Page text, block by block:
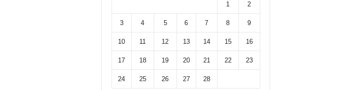
1 2
3 4 5 6 7 8 9
10 11 12 13 14 15 16
17 18 19 20 21 22 23
24 25 26 27 28